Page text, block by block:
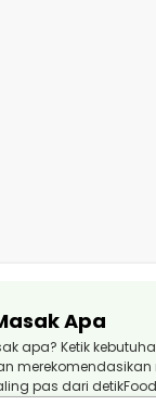
Apa
apa? Ketik
merekomendasikan
pas dari